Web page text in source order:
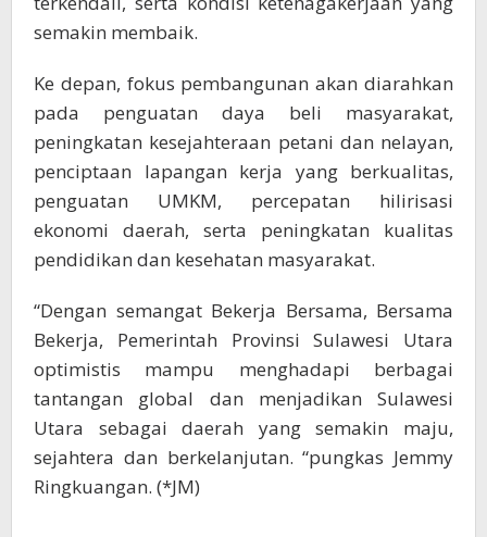
semakin membaik.
Ke depan, fokus pembangunan akan diarahkan
pada penguatan daya beli masyarakat,
peningkatan kesejahteraan petani dan nelayan,
penciptaan lapangan kerja yang berkualitas,
penguatan UMKM, percepatan hilirisasi
ekonomi daerah, serta peningkatan kualitas
pendidikan dan kesehatan masyarakat.
“Dengan semangat Bekerja Bersama, Bersama
Bekerja, Pemerintah Provinsi Sulawesi Utara
optimistis mampu menghadapi berbagai
tantangan global dan menjadikan Sulawesi
Utara sebagai daerah yang semakin maju,
sejahtera dan berkelanjutan. “pungkas Jemmy
Ringkuangan. (*JM)